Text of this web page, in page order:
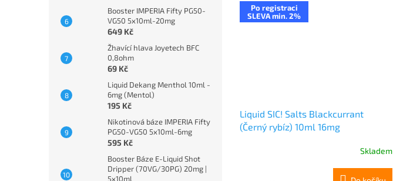
Booster IMPERIA Fifty PG50-
VG50 5x10ml-20mg
649 Kč
Žhavící hlava Joyetech BFC
0,8ohm
69 Kč
Liquid Dekang Menthol 10ml -
6mg (Mentol)
195 Kč
Nikotinová báze IMPERIA Fifty
PG50-VG50 5x10ml-6mg
595 Kč
Booster Báze E-Liquid Shot
Dripper (70VG/30PG) 20mg |
5x10ml
Po registraci
SLEVA min. 2%
Liquid SIC! Salts Blackcurrant
(Černý rybíz) 10ml 16mg
Skladem